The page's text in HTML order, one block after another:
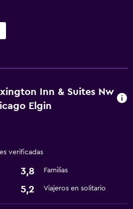
Inn & Suites Nw
Elgin
verificadas
3,8 Familias
5,2 Viajeros en solitario